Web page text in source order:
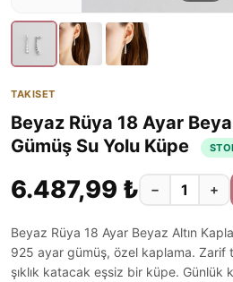
TAKISET
Beyaz Rüya 18 Ayar
Gümüş Su Yolu Küpe
6.487,99 ₺ − +
Beyaz Rüya 18 Ayar Beyaz Altın
925 ayar gümüş, özel kaplama. Zarif
şıklık katacak eşsiz bir küpe. Günlük